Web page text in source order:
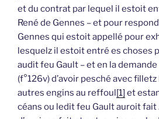
et du contrat par lequel il estoit
René de Gennes – et pour
Gennes qui estoit appellé pour
lesquelz il estoit entré es choses
audit feu Gault – et en la
(f°126v) d’avoir pesché avec
autres engins au reffoul[1] et
céans ou ledit feu Gault auroit fait